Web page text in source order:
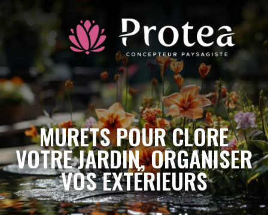
MURETS POUR CLORE
VOTRE JARDIN, ORGANISER
VOS EXTÉRIEURS